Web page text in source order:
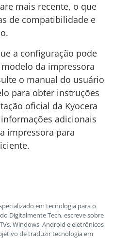
mais recente, o que
de compatibilidade e
a configuração pode
da impressora
o manual do usuário
para obter instruções
oficial da Kyocera
adicionais
impressora para
em tecnologia para o
Digitalmente Tech, escreve sobre
Windows, Android e eletrônicos
de traduzir tecnologia em